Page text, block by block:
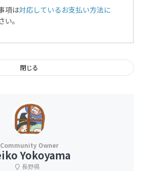
項は対応しているお支払い方法に
。
閉じる
Yokoyama
長野県